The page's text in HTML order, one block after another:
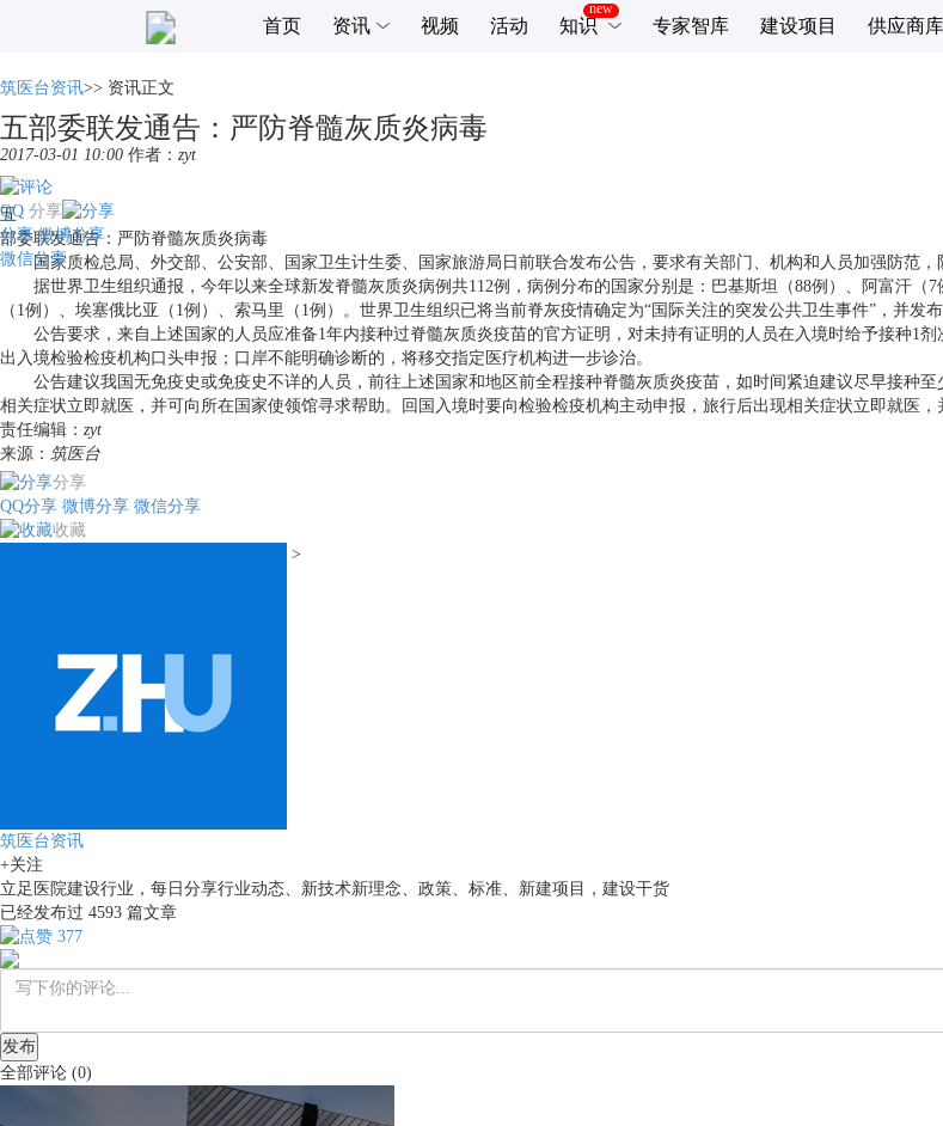
首页 资讯 视频 活动 知识 专家智库 建设项目 供应商库
筑医台资讯>> 资讯正文
五部委联发通告：严防脊髓灰质炎病毒
2017-03-01 10:00 作者： zyt
分享
QQ
分享 微博分享
微信分享
五
部委联发通告：严防脊髓灰质炎病毒
国家质检总局、外交部、公安部、国家卫生计生委、国家旅游局日前联合发布公告，要求有关部门、机构和人员加强防范，
据世界卫生组织通报，今年以来全球新发脊髓灰质炎病例共112例，病例分布的国家分别是：巴基斯坦（88例）、阿富汗（
（1例）、埃塞俄比亚（1例）、索马里（1例）。世界卫生组织已将当前脊灰疫情确定为“国际关注的突发公共卫生事件”，并发
公告要求，来自上述国家的人员应准备1年内接种过脊髓灰质炎疫苗的官方证明，对未持有证明的人员在入境时给予接种1
出入境检验检疫机构口头申报；口岸不能明确诊断的，将移交指定医疗机构进一步诊治。
公告建议我国无免疫史或免疫史不详的人员，前往上述国家和地区前全程接种脊髓灰质炎疫苗，如时间紧迫建议尽早接种
相关症状立即就医，并可向所在国家使领馆寻求帮助。回国入境时要向检验检疫机构主动申报，旅行后出现相关症状立即就医，
责任编辑： zyt
来源： 筑医台
分享
QQ分享 微博分享 微信分享
收藏
>
筑医台资讯
+关注
立足医院建设行业，每日分享行业动态、新技术新理念、政策、标准、新建项目，建设干货
已经发布过 4593 篇文章
377
发布
全部评论 (0)